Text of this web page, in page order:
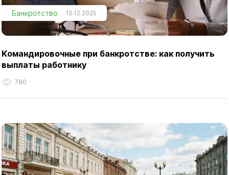
Банкротство 10.12.2025
Командировочные при банкротстве: как получить
выплаты работнику
780